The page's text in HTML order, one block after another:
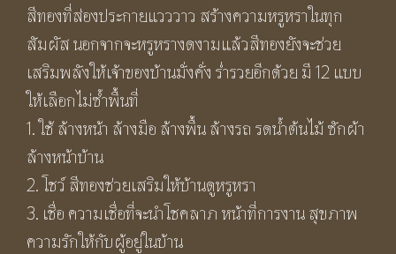
สีทองที่ส่องประกายแวววาว สร้างความหรูหราในทุก
สัมผัส นอกจากจะหรูหรางดงามแล้วสีทองยังจะช่วย
เสริมพลังให้เจ้าของบ้านมั่งคั่ง ร่ำรวยอีกด้วย มี 12 แบบ
ให้เลือกไม่ซ้ำพื้นที่
1. ใช้ ล้างหน้า ล้างมือ ล้างพื้น ล้างรถ รดน้ำต้นไม้ ซักผ้า
ล้างหน้าบ้าน
2. โชว์ สีทองช่วยเสริมให้บ้านดูหรูหรา
3. เชื่อ ความเชื่อที่จะนำโชคลาภ หน้าที่การงาน สุขภาพ
ความรักให้กับผู้อยู่ในบ้าน